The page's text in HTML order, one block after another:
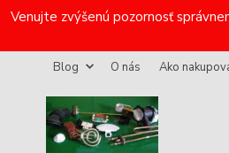
Venujte zvýšenú pozornosť
Blog O nás Ako